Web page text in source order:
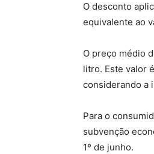
O desconto
equivalente ao
O preço médio
litro. Este valor
considerando a
Para o
subvenção
1º de junho.